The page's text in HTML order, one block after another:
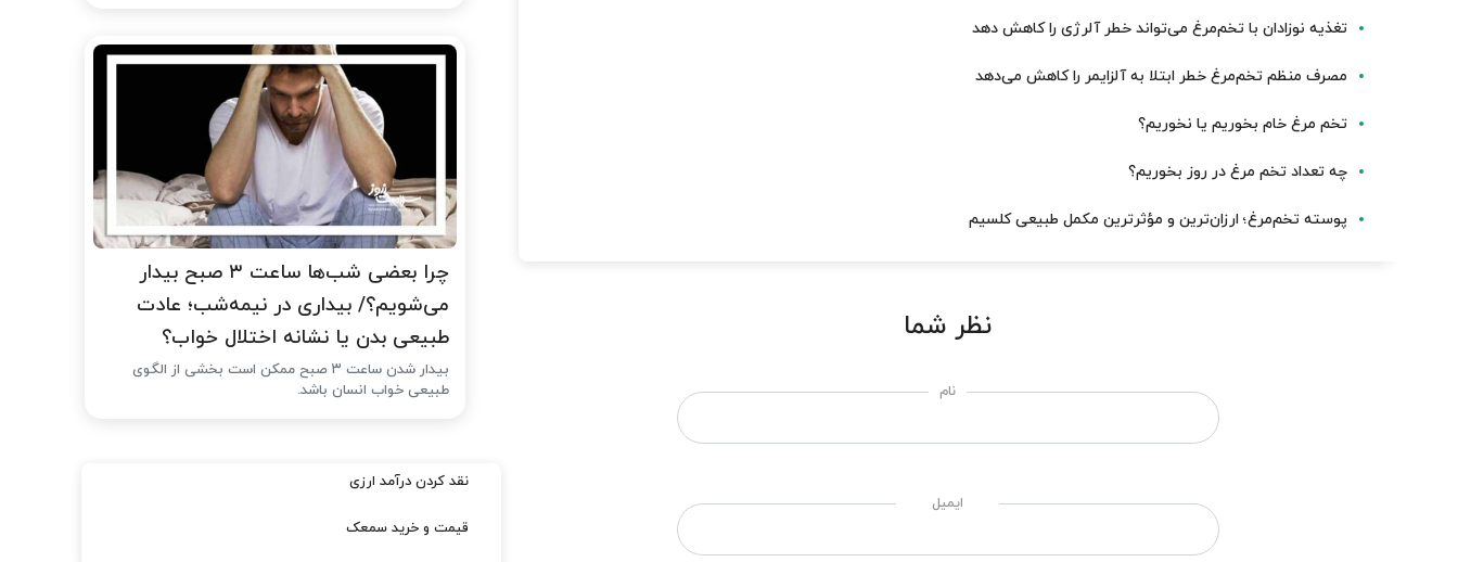
تغذیه نوزادان با تخم‌مرغ می‌تواند خطر آلرژی را کاهش دهد
مصرف منظم تخم‌مرغ خطر ابتلا به آلزایمر را کاهش می‌دهد
تخم مرغ خام بخوریم یا نخوریم؟
چه تعداد تخم مرغ در روز بخوریم؟
پوسته تخم‌مرغ؛ ارزان‌ترین و مؤثرترین مکمل طبیعی کلسیم
نظر شما
نام
ایمیل
چرا بعضی شب‌ها ساعت ۳ صبح بیدار
می‌شویم؟/ بیداری در نیمه‌شب؛ عادت
طبیعی بدن یا نشانه اختلال خواب؟
بیدار شدن ساعت ۳ صبح ممکن است بخشی از الگوی
طبیعی خواب انسان باشد.
نقد کردن درآمد ارزی
قیمت و خرید سمعک